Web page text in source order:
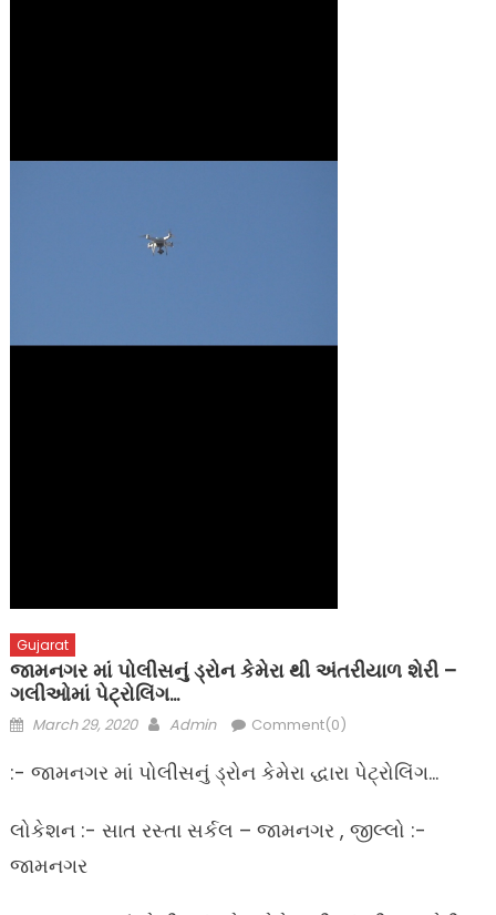
Gujarat
જામનગર માં પોલીસનું ડ્રોન કેમેરા થી અંતરીયાળ શેરી –
ગલીઓમાં પેટ્રોલિંગ…
Posted
March 29, 2020 Author
Admin Comment(0)
:- જામનગર માં પોલીસનું ડ્રોન કેમેરા દ્ધારા પેટ્રોલિંગ…
લોકેશન :- સાત રસ્તા સર્કલ – જામનગર , જીલ્લો :-
જામનગર